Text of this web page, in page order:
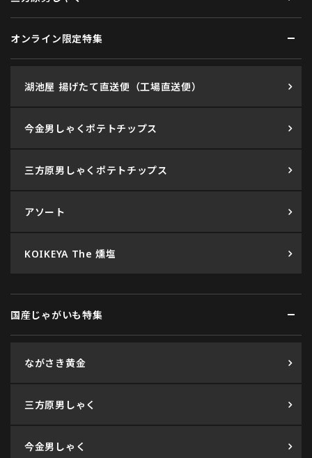
オンライン限定特集
湖池屋 揚げたて直送便（工場直送便）
今金男しゃくポテトチップス
三方原男しゃくポテトチップス
アソート
KOIKEYA The 燻塩
国産じゃがいも特集
ながさき黄金
三方原男しゃく
今金男しゃく